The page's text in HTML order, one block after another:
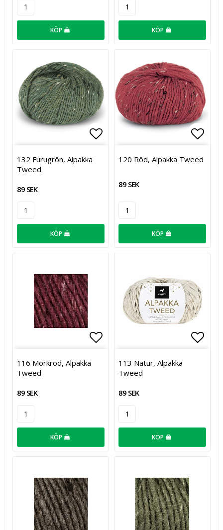
KÖP KÖP
Lägg till i favoritlistan
132 Furugrön, Alpakka
Tweed
89 SEK
KÖP
120 Röd, Alpakka Tweed
89 SEK
KÖP
Lägg till i favoritlistan
116 Mörkröd, Alpakka
Tweed
89 SEK
KÖP
113 Natur, Alpakka
Tweed
89 SEK
KÖP